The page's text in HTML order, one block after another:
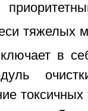
тяжелых
в